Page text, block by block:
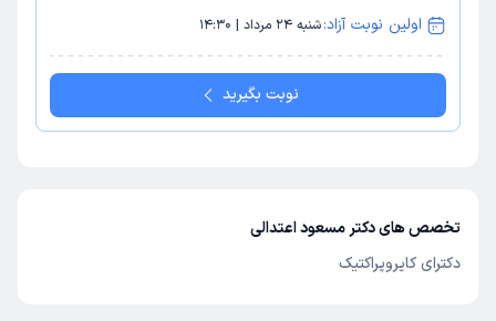
اولین نوبت آزاد:شنبه 24 مرداد | 14:30
نوبت بگیرید
تخصص های دکتر مسعود اعتدالی
دکترای کایروپراکتیک